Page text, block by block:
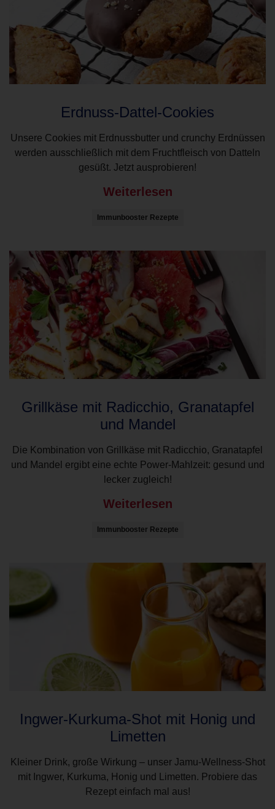
Erdnuss-Dattel-Cookies
Unsere Cookies mit Erdnussbutter und crunchy Erdnüssen
werden ausschließlich mit dem Fruchtfleisch von Datteln
gesüßt. Jetzt ausprobieren!
Weiterlesen
Immunbooster Rezepte
Grillkäse mit Radicchio, Granatapfel
und Mandel
Die Kombination von Grillkäse mit Radicchio, Granatapfel
und Mandel ergibt eine echte Power-Mahlzeit: gesund und
lecker zugleich!
Weiterlesen
Immunbooster Rezepte
Ingwer-Kurkuma-Shot mit Honig und
Limetten
Kleiner Drink, große Wirkung – unser Jamu-Wellness-Shot
mit Ingwer, Kurkuma, Honig und Limetten. Probiere das
Rezept einfach mal aus!